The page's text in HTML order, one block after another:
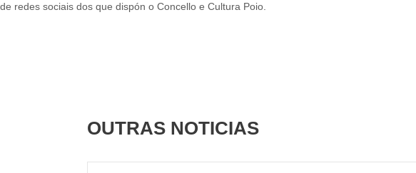
de redes sociais dos que dispón o Concello e Cultura Poio.
OUTRAS NOTICIAS